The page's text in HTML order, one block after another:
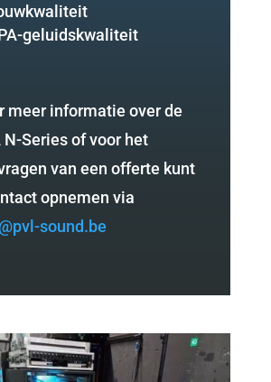
geluidskwaliteit
meer informatie over de
N-Series of voor het
van een offerte kunt
opnemen via
sound.be